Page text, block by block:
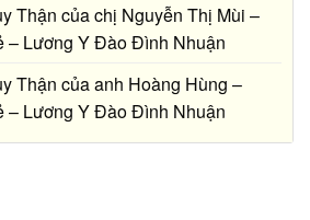
Thận của chị Nguyễn Thị Mùi –
– Lương Y Đào Đình Nhuận
Thận của anh Hoàng Hùng –
– Lương Y Đào Đình Nhuận